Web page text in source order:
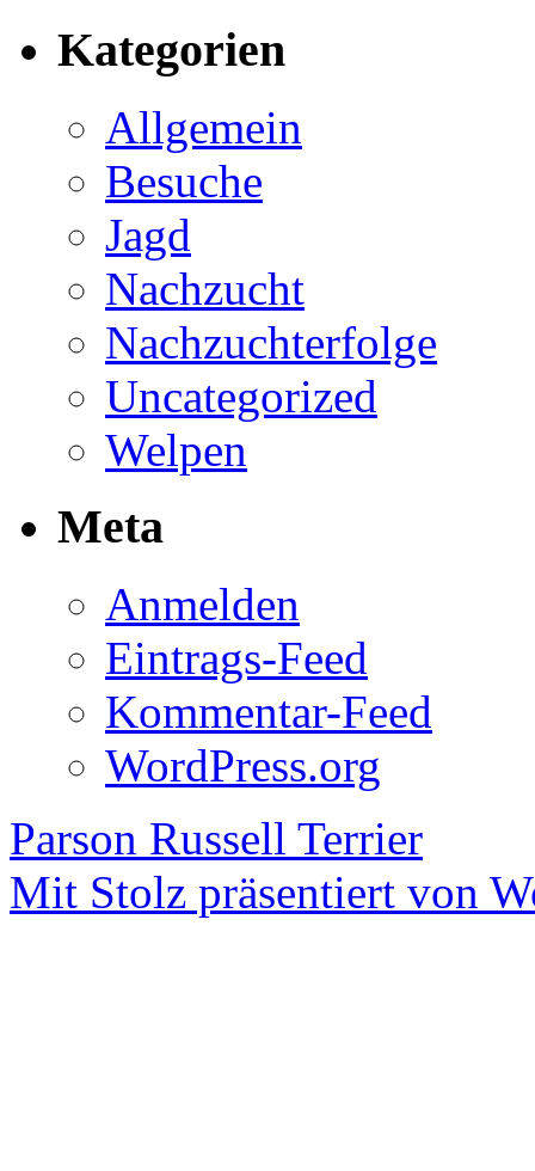
Kategorien
Allgemein
Besuche
Jagd
Nachzucht
Nachzuchterfolge
Uncategorized
Welpen
Meta
Anmelden
Eintrags-Feed
Kommentar-Feed
WordPress.org
Parson Russell Terrier
Mit Stolz präsentiert von